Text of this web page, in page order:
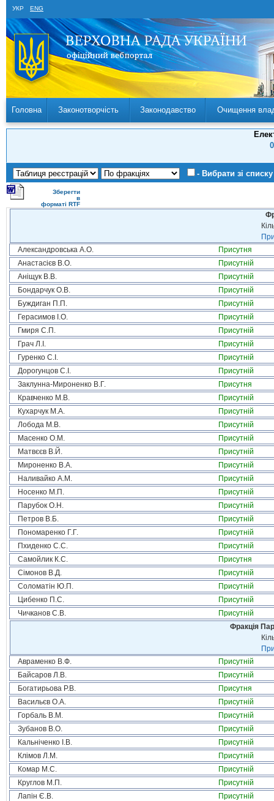
УКР ENG
Головна Законотворчість Законодавство Очищення
- Вибрати зі списку
Зберегти
в
форматі RTF
Александровська А.О.
Присутня
Анастасієв В.О.
Присутній
Аніщук В.В.
Присутній
Бондарчук О.В.
Присутній
Буждиган П.П.
Присутній
Герасимов І.О.
Присутній
Гмиря С.П.
Присутній
Грач Л.І.
Присутній
Гуренко С.І.
Присутній
Дорогунцов С.І.
Присутній
Заклунна-Мироненко В.Г.
Присутня
Кравченко М.В.
Присутній
Кухарчук М.А.
Присутній
Лобода М.В.
Присутній
Масенко О.М.
Присутній
Матвєєв В.Й.
Присутній
Мироненко В.А.
Присутній
Наливайко А.М.
Присутній
Носенко М.П.
Присутній
Парубок О.Н.
Присутній
Петров В.Б.
Присутній
Пономаренко Г.Г.
Присутній
Пхиденко С.С.
Присутній
Самойлик К.С.
Присутня
Сімонов В.Д.
Присутній
Соломатін Ю.П.
Присутній
Цибенко П.С.
Присутній
Чичканов С.В.
Присутній
Фракція
Авраменко В.Ф.
Присутній
Байсаров Л.В.
Присутній
Богатирьова Р.В.
Присутня
Васильєв О.А.
Присутній
Горбаль В.М.
Присутній
Зубанов В.О.
Присутній
Кальніченко І.В.
Присутній
Клімов Л.М.
Присутній
Комар М.С.
Присутній
Круглов М.П.
Присутній
Лапін Є.В.
Присутній